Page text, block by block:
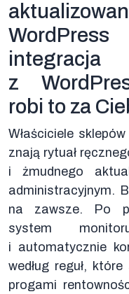
z
robi to za
Właściciele
znają rytuał
i żmudnego
administracyjnym.
na zawsze. Po
system
i automatycznie
według reguł,
progami